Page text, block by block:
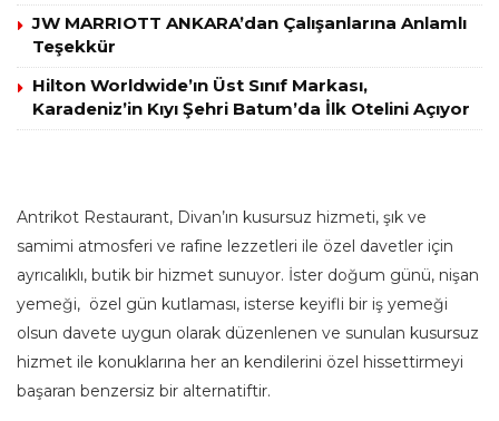
JW MARRIOTT ANKARA’dan Çalışanlarına Anlamlı
Teşekkür
Hilton Worldwide’ın Üst Sınıf Markası,
Karadeniz’in Kıyı Şehri Batum’da İlk Otelini Açıyor
Antrikot Restaurant, Divan’ın kusursuz hizmeti, şık ve
samimi atmosferi ve rafine lezzetleri ile özel davetler için
ayrıcalıklı, butik bir hizmet sunuyor. İster doğum günü, nişan
yemeği, özel gün kutlaması, isterse keyifli bir iş yemeği
olsun davete uygun olarak düzenlenen ve sunulan kusursuz
hizmet ile konuklarına her an kendilerini özel hissettirmeyi
başaran benzersiz bir alternatiftir.